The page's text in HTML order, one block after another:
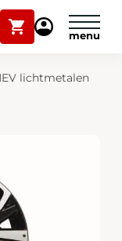
Winkelwagen
Mijn
lichtmetalen